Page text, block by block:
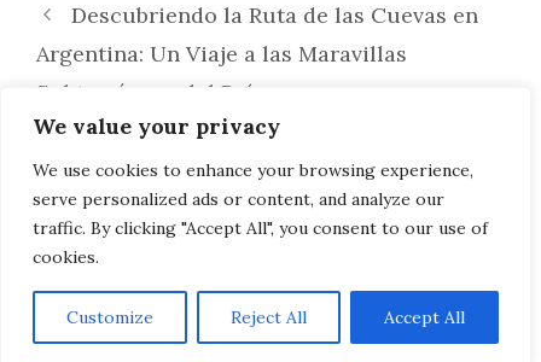
We value your privacy
We use cookies to enhance your browsing experience,
serve personalized ads or content, and analyze our
traffic. By clicking "Accept All", you consent to our use of
cookies.
Customize Reject All Accept All
Descubriendo la Ruta de las Cuevas en
Argentina: Un Viaje a las Maravillas
Subterráneas del País
Explorando la Ruta de los Volcanes del
Norte: Una Travesía por el Esplendor
Natural de Catamarca y Salta
AVISO LEGAL, POLITICA DE PRIVACIDAD, COOKIES